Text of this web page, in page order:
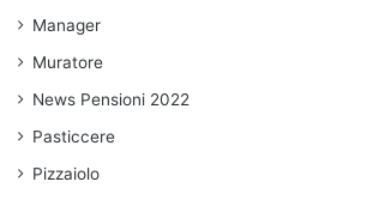
Manager
Muratore
News Pensioni 2022
Pasticcere
Pizzaiolo